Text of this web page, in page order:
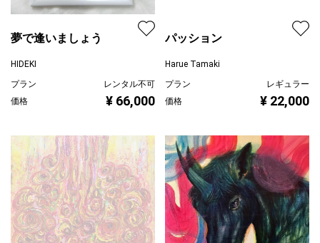
夢で逢いましょう
HIDEKI
プラン
レンタル不可
価格
¥ 66,000
パッション
Harue Tamaki
プラン
レギュラー
価格
¥ 22,000